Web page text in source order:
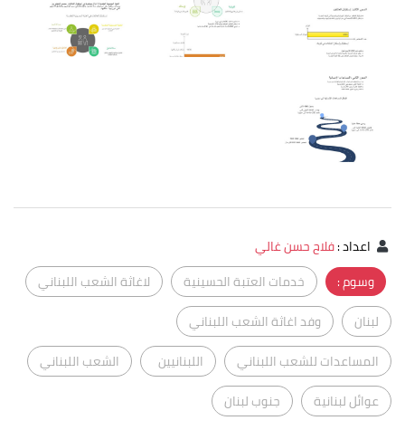
اعداد:فلاح حسن غالي
وسوم :
خدمات العتبة الحسينية
لاغاثة الشعب اللبناني
لبنان
وفد اغاثة الشعب اللبناني
المساعدات للشعب اللبناني
اللبنانيين
الشعب اللبناني
عوائل لبنانية
جنوب لبنان